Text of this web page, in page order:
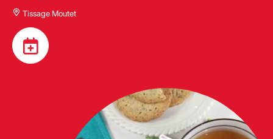
Tissage Moutet